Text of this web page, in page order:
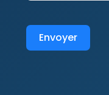
Envoyer